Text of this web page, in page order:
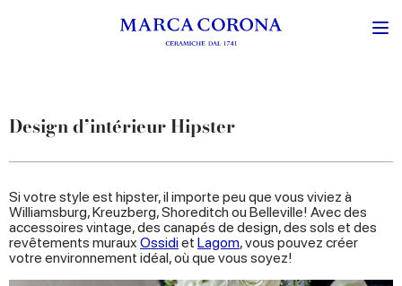
Design d’intérieur Hipster
Si votre style est hipster, il importe peu que vous viviez à
Williamsburg, Kreuzberg, Shoreditch ou Belleville! Avec des
accessoires vintage, des canapés de design, des sols et des
revêtements muraux Ossidiet Lagom, vous pouvez créer
votre environnement idéal, où que vous soyez!